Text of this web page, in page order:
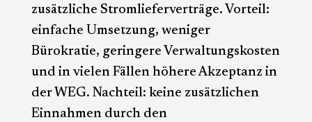
zusätzliche Stromlieferverträge. Vorteil:
einfache Umsetzung, weniger
Bürokratie, geringere Verwaltungskosten
und in vielen Fällen höhere Akzeptanz in
der WEG. Nachteil: keine zusätzlichen
Einnahmen durch den